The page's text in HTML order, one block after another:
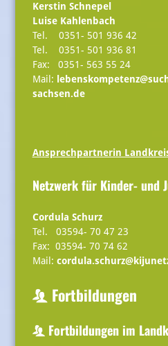
Kerstin Schnepel
Luise Kahlenbach
Tel. 0351- 501 936 42
Tel. 0351- 501 936 81
Fax: 0351- 563 55 24
Mail:
sachsen.de
Ansprechpartnerin
Netzwerk für Kinder- und
Cordula Schurz
Tel. 03594- 70 47 23
Fax: 03594- 70 74 62
Mail:
Fortbildungen
Fortbildungen im